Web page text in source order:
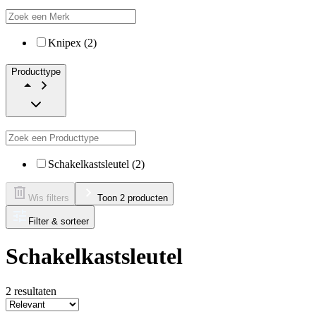
Knipex (2)
Producttype
Schakelkastsleutel (2)
Wis filters Toon 2 producten
Filter & sorteer
Schakelkastsleutel
2 resultaten